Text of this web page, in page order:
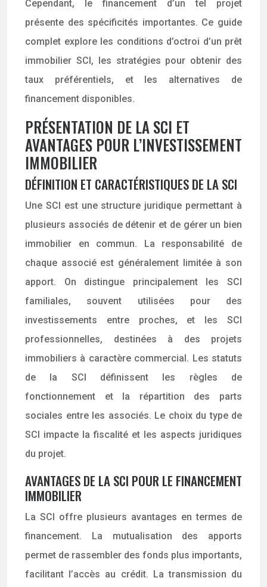
Cependant, le financement d’un tel projet
présente des spécificités importantes. Ce guide
complet explore les conditions d’octroi d’un prêt
immobilier SCI, les stratégies pour obtenir des
taux préférentiels, et les alternatives de
financement disponibles.
PRÉSENTATION DE LA SCI ET
AVANTAGES POUR L’INVESTISSEMENT
IMMOBILIER
DÉFINITION ET CARACTÉRISTIQUES DE LA SCI
Une SCI est une structure juridique permettant à
plusieurs associés de détenir et de gérer un bien
immobilier en commun. La responsabilité de
chaque associé est généralement limitée à son
apport. On distingue principalement les SCI
familiales, souvent utilisées pour des
investissements entre proches, et les SCI
professionnelles, destinées à des projets
immobiliers à caractère commercial. Les statuts
de la SCI définissent les règles de
fonctionnement et la répartition des parts
sociales entre les associés. Le choix du type de
SCI impacte la fiscalité et les aspects juridiques
du projet.
AVANTAGES DE LA SCI POUR LE FINANCEMENT
IMMOBILIER
La SCI offre plusieurs avantages en termes de
financement. La mutualisation des apports
permet de rassembler des fonds plus importants,
facilitant l’accès au crédit. La transmission du